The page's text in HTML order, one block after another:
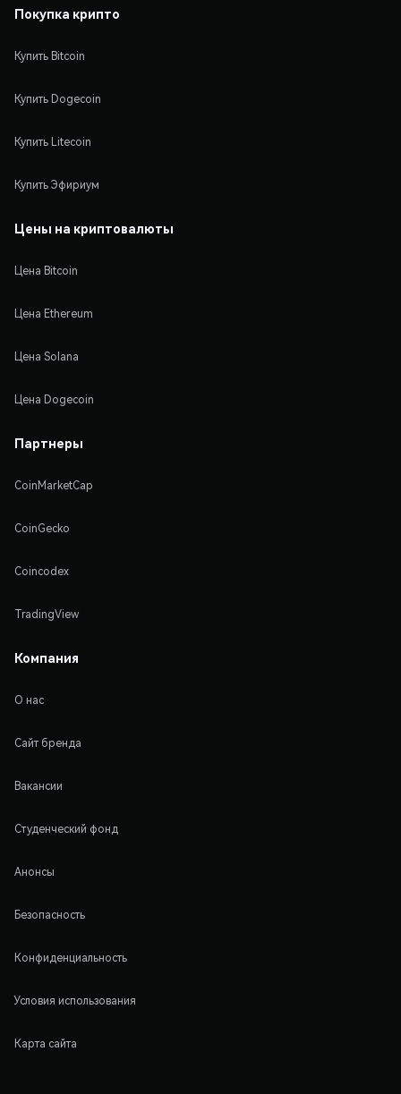
Покупка крипто
Купить Bitcoin
Купить Dogecoin
Купить Litecoin
Купить Эфириум
Цены на криптовалюты
Цена Bitcoin
Цена Ethereum
Цена Solana
Цена Dogecoin
Партнеры
CoinMarketCap
CoinGecko
Coincodex
TradingView
Компания
О нас
Сайт бренда
Вакансии
Студенческий фонд
Анонсы
Безопасность
Конфиденциальность
Условия использования
Карта сайта